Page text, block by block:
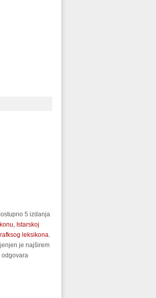
5 izdanja
Istarskoj
leksikona.
je najširem
odgovara